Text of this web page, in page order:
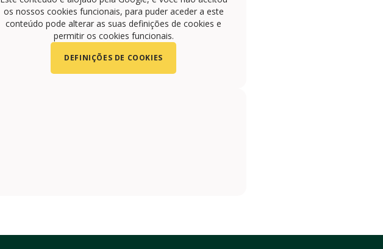
os nossos cookies funcionais, para puder aceder a este
conteúdo pode alterar as suas definições de cookies e
permitir os cookies funcionais.
DEFINIÇÕES DE COOKIES